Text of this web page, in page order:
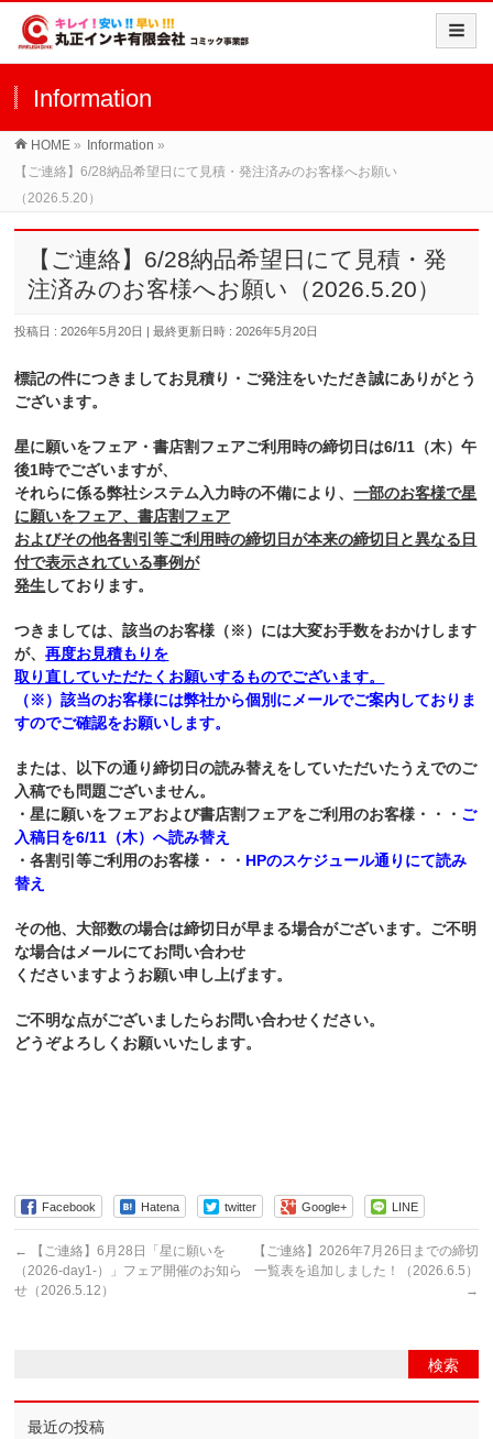
Information
HOME » Information »
【ご連絡】6/28納品希望日にて見積・発注済みのお客様へお願い
（2026.5.20）
【ご連絡】6/28納品希望日にて見積・発
注済みのお客様へお願い（2026.5.20）
投稿日 : 2026年5月20日 最終更新日時 : 2026年5月20日
標記の件につきましてお見積り・ご発注をいただき誠にありがとう
ございます。
星に願いをフェア・書店割フェアご利用時の締切日は6/11（木）午
後1時でございますが、
それらに係る弊社システム入力時の不備により、一部のお客様で星
に願いをフェア、書店割フェア
およびその他各割引等ご利用時の締切日が本来の締切日と異なる日
付で表示されている事例が
発生 しております。
つきましては、該当のお客様（※）には大変お手数をおかけします
が、再度お見積もりを
取り直していただたくお願いするものでございます。
（※）該当のお客様には弊社から個別にメールでご案内しておりま
すのでご確認をお願いします。
または、以下の通り締切日の読み替えをしていただいたうえでのご
入稿でも問題ございません。
・星に願いをフェアおよび書店割フェアをご利用のお客様・・・ ご
入稿日を6/11（木）へ読み替え
・各割引等ご利用のお客様・・・ HPのスケジュール通りにて読み
替え
その他、大部数の場合は締切日が早まる場合がございます。ご不明
な場合はメールにてお問い合わせ
くださいますようお願い申し上げます。
ご不明な点がございましたらお問い合わせください。
どうぞよろしくお願いいたします。
Facebook Hatena twitter Google+ LINE
←
【ご連絡】6月28日「星に願いを
（2026-day1-）」フェア開催のお知ら
せ（2026.5.12）
【ご連絡】2026年7月26日までの締切
一覧表を追加しました！（2026.6.5）
→
最近の投稿